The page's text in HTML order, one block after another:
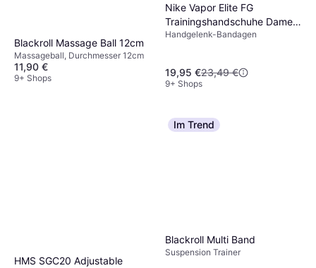
Blackroll Massage Ball 12cm
Massageball, Durchmesser 12cm
11,90 €
9+ Shops
Nike Vapor Elite FG
Trainingshandschuhe Damen
Schwarz
Handgelenk-Bandagen
19,95 €23,49 €
9+ Shops
HMS SGC20 Adjustable
Im Trend
Blackroll Multi Band
Suspension Trainer